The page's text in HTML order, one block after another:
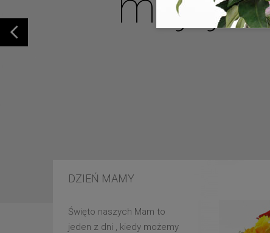
DZIEŃ MAMY
Święto naszych Mam to
jeden z dni , kiedy możemy